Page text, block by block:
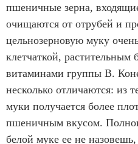
пшеничные зерна,
очищаются от отрубей и
цельнозерновую муку
клетчаткой,
витаминами группы В.
несколько отличаются: из
муки получается более
пшеничным вкусом.
белой муке ее не